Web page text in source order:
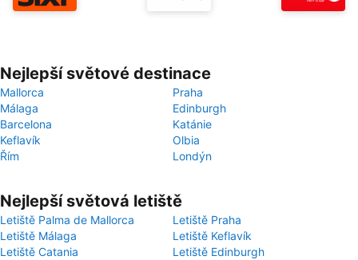
Nejlepší světové destinace
Mallorca
Praha
Málaga
Edinburgh
Barcelona
Katánie
Keflavík
Olbia
Řím
Londýn
Nejlepší světová letiště
Letiště Palma de Mallorca
Letiště Praha
Letiště Málaga
Letiště Keflavík
Letiště Catania
Letiště Edinburgh